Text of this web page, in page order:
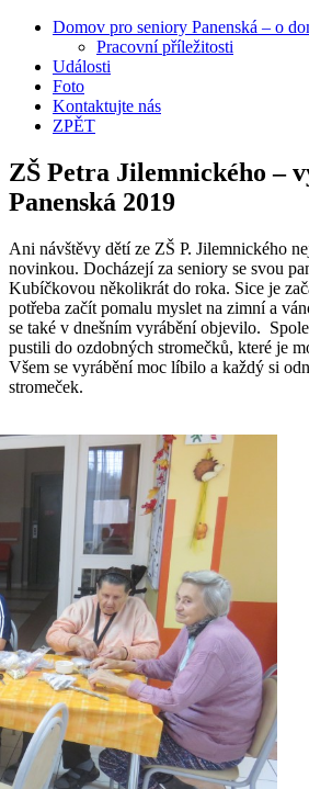
Domov pro seniory Panenská – o
Pracovní příležitosti
Události
Foto
Kontaktujte nás
ZPĚT
ZŠ Petra Jilemnického –
Panenská 2019
Ani návštěvy dětí ze ZŠ P. Jilemnického
novinkou. Docházejí za seniory se svou
Kubíčkovou několikrát do roka. Sice je
potřeba začít pomalu myslet na zimní a
se také v dnešním vyrábění objevilo.
pustili do ozdobných stromečků, které je
Všem se vyrábění moc líbilo a každý si
stromeček.